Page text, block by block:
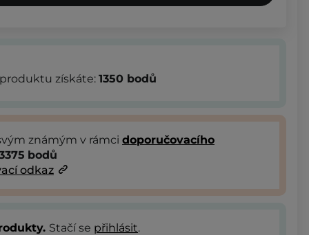
získáte: 1350 bodů
známým v rámci doporučovacího
bodů
odkaz
Stačí se přihlásit.